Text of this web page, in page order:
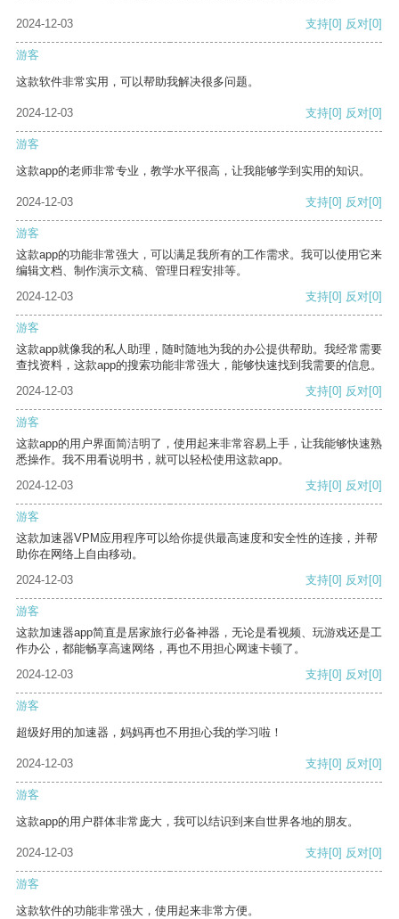
2024-12-03 支持[0] 反对[0]
游客
这款软件非常实用，可以帮助我解决很多问题。
2024-12-03 支持[0] 反对[0]
游客
这款app的老师非常专业，教学水平很高，让我能够学到实用的知识。
2024-12-03 支持[0] 反对[0]
游客
这款app的功能非常强大，可以满足我所有的工作需求。我可以使用它来
编辑文档、制作演示文稿、管理日程安排等。
2024-12-03
支持[0] 反对[0]
游客
这款app就像我的私人助理，随时随地为我的办公提供帮助。我经常需要
查找资料，这款app的搜索功能非常强大，能够快速找到我需要的信息。
2024-12-03
支持[0] 反对[0]
游客
这款app的用户界面简洁明了，使用起来非常容易上手，让我能够快速熟
悉操作。我不用看说明书，就可以轻松使用这款app。
2024-12-03
支持[0] 反对[0]
游客
这款加速器VPM应用程序可以给你提供最高速度和安全性的连接，并帮
助你在网络上自由移动。
2024-12-03
支持[0] 反对[0]
游客
这款加速器app简直是居家旅行必备神器，无论是看视频、玩游戏还是工
作办公，都能畅享高速网络，再也不用担心网速卡顿了。
2024-12-03
支持[0] 反对[0]
游客
超级好用的加速器，妈妈再也不用担心我的学习啦！
2024-12-03 支持[0] 反对[0]
游客
这款app的用户群体非常庞大，我可以结识到来自世界各地的朋友。
2024-12-03 支持[0] 反对[0]
游客
这款软件的功能非常强大，使用起来非常方便。